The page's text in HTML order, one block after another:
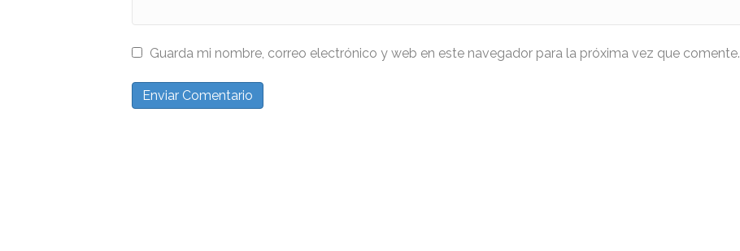
Guarda mi nombre, correo electrónico y web en este navegador para la próxima vez que comente.